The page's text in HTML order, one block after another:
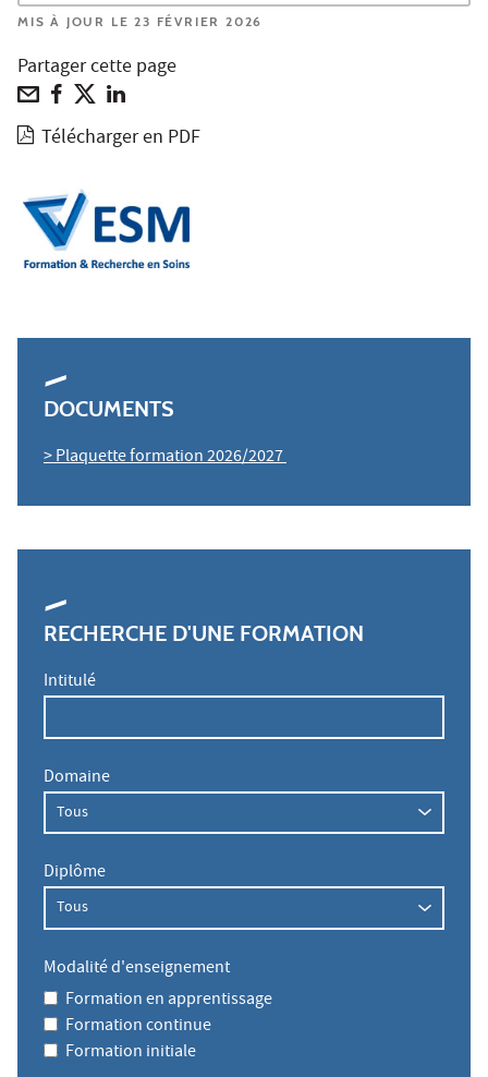
MIS À JOUR LE 23 FÉVRIER 2026
Partager cette page
Télécharger en PDF
DOCUMENTS
> Plaquette formation 2026/2027
RECHERCHE D'UNE FORMATION
Intitulé
Domaine
Diplôme
Modalité d'enseignement
Formation en apprentissage
Formation continue
Formation initiale